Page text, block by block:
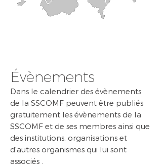
Évènements
Dans le calendrier des évènements
de la SSCOMF peuvent être publiés
gratuitement les évènements de la
SSCOMF et de ses membres ainsi que
des institutions, organisations et
d'autres organismes qui lui sont
associés .